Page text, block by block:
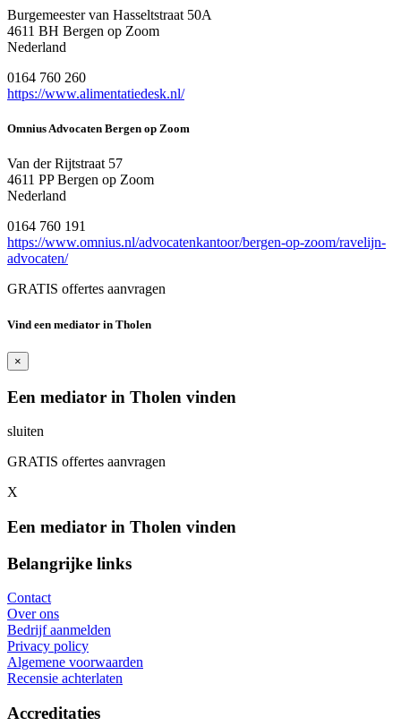
Burgemeester van Hasseltstraat 50A
4611 BH Bergen op Zoom
Nederland
0164 760 260
https://www.alimentatiedesk.nl/
Omnius Advocaten Bergen op Zoom
Van der Rijtstraat 57
4611 PP Bergen op Zoom
Nederland
0164 760 191
https://www.omnius.nl/advocatenkantoor/bergen-op-zoom/ravelijn-
advocaten/
GRATIS offertes aanvragen
Vind een mediator in Tholen
×
Een mediator in Tholen vinden
sluiten
GRATIS offertes aanvragen
X
Een mediator in Tholen vinden
Belangrijke links
Contact
Over ons
Bedrijf aanmelden
Privacy policy
Algemene voorwaarden
Recensie achterlaten
Accreditaties